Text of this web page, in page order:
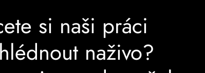
si naši práci
naživo?